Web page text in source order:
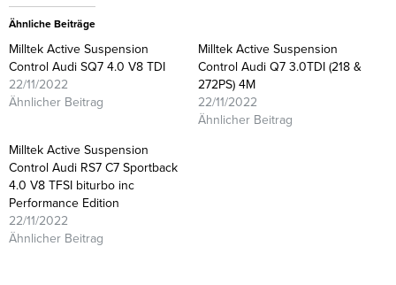
Ähnliche Beiträge
Milltek Active Suspension
Control Audi SQ7 4.0 V8 TDI
22/11/2022
Ähnlicher Beitrag
Milltek Active Suspension
Control Audi Q7 3.0TDI (218 &
272PS) 4M
22/11/2022
Ähnlicher Beitrag
Milltek Active Suspension
Control Audi RS7 C7 Sportback
4.0 V8 TFSI biturbo inc
Performance Edition
22/11/2022
Ähnlicher Beitrag